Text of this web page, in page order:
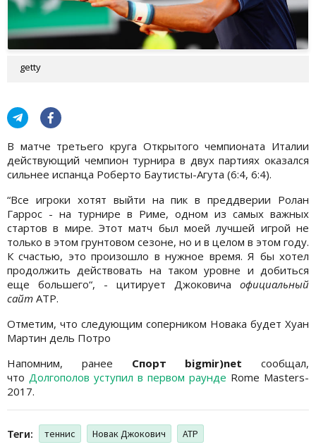
getty
В матче третьего круга Открытого чемпионата Италии
действующий чемпион турнира в двух партиях оказался
сильнее испанца Роберто Баутисты-Агута (6:4, 6:4).
“Все игроки хотят выйти на пик в преддверии Ролан
Гаррос - на турнире в Риме, одном из самых важных
стартов в мире. Этот матч был моей лучшей игрой не
только в этом грунтовом сезоне, но и в целом в этом году.
К счастью, это произошло в нужное время. Я бы хотел
продолжить действовать на таком уровне и добиться
еще большего“, - цитирует Джоковича официальный
сайт ATP.
Отметим, что следующим соперником Новака будет Хуан
Мартин дель Потро
Напомним, ранее Спорт bigmir)net сообщал,
что Долгополов уступил в первом раунде Rome Masters-
2017.
Теги: теннис Новак Джокович АТР